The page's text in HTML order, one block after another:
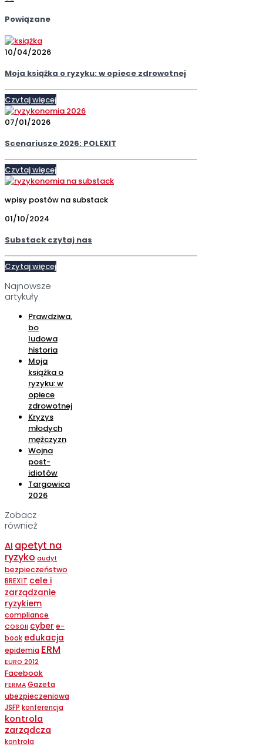
Powiązane
10/04/2026
Moja książka o ryzyku: w opiece zdrowotnej
Czytaj więcej
07/01/2026
Scenariusze 2026: POLEXIT
Czytaj więcej
wpisy postów na substack
01/10/2024
Substack czytaj nas
Czytaj więcej
Najnowsze
artykuły
Prawdziwa,
bo
ludowa
historia
Moja
książka o
ryzyku: w
opiece
zdrowotnej
Kryzys
młodych
mężczyzn
Wojna
post-
idiotów
Targowica
2026
Zobacz
również
AI apetyt na
ryzyko audyt
bezpieczeństwo
BREXIT cele i
zarządzanie
ryzykiem
compliance
COSOII cyber e-
book edukacja
epidemia ERM
EURO 2012
Facebook
FERMA Gazeta
ubezpieczeniowa
JSFP konferencja
kontrola
zarządcza
kontrola